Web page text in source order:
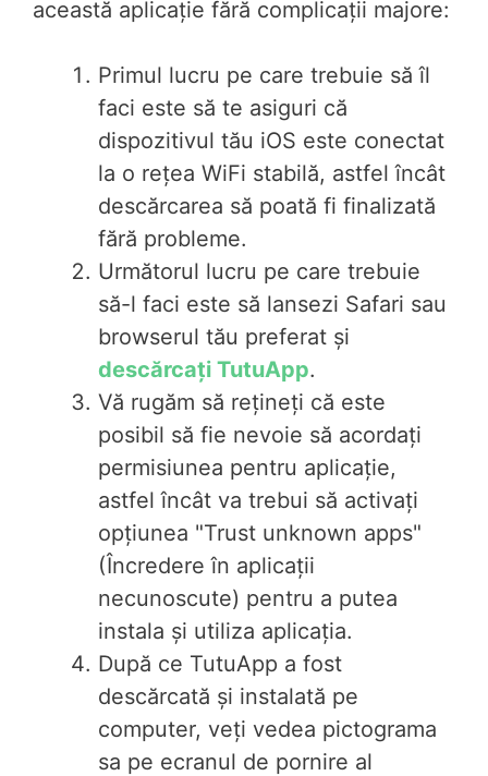
această aplicație fără complicații majore:
Primul lucru pe care trebuie să îl
faci este să te asiguri că
dispozitivul tău iOS este conectat
la o rețea WiFi stabilă, astfel încât
descărcarea să poată fi finalizată
fără probleme.
Următorul lucru pe care trebuie
să-l faci este să lansezi Safari sau
browserul tău preferat și
descărcați TutuApp.
Vă rugăm să rețineți că este
posibil să fie nevoie să acordați
permisiunea pentru aplicație,
astfel încât va trebui să activați
opțiunea "Trust unknown apps"
(Încredere în aplicații
necunoscute) pentru a putea
instala și utiliza aplicația.
După ce TutuApp a fost
descărcată și instalată pe
computer, veți vedea pictograma
sa pe ecranul de pornire al